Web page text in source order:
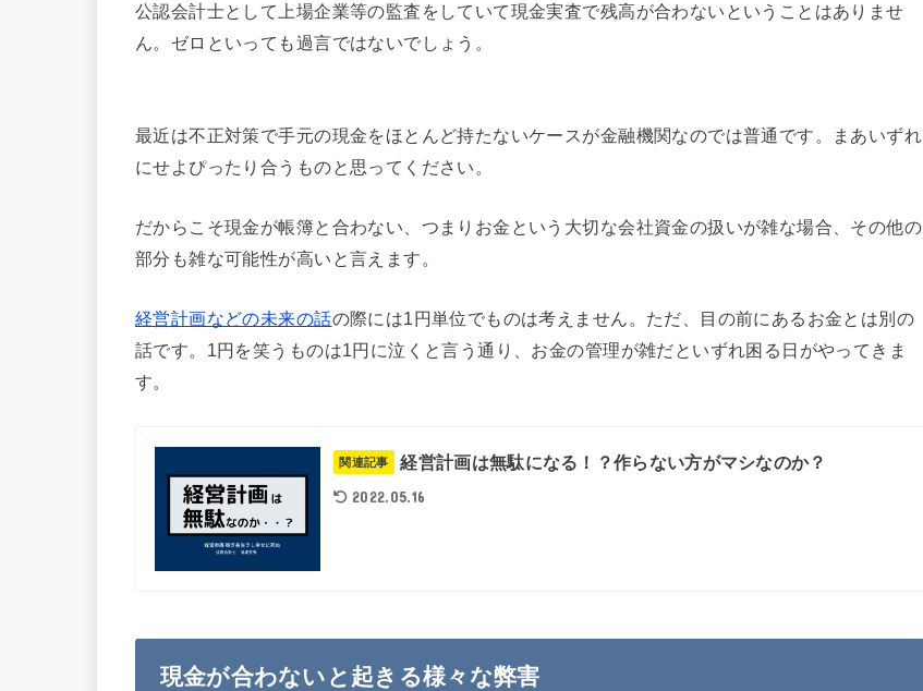
公認会計士として上場企業等の監査をしていて現金実査で残高が合わないということはありませ
ん。ゼロといっても過言ではないでしょう。
最近は不正対策で手元の現金をほとんど持たないケースが金融機関なのでは普通です。まあいずれ
にせよぴったり合うものと思ってください。
だからこそ現金が帳簿と合わない、つまりお金という大切な会社資金の扱いが雑な場合、その他の
部分も雑な可能性が高いと言えます。
経営計画などの未来の話の際には1円単位でものは考えません。ただ、目の前にあるお金とは別の
話です。1円を笑うものは1円に泣くと言う通り、お金の管理が雑だといずれ困る日がやってきま
す。
関連記事 経営計画は無駄になる！？作らない方がマシなのか？
2022.05.16
現金が合わないと起きる様々な弊害